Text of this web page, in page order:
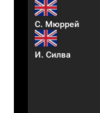
С. Мюррей
И. Силва